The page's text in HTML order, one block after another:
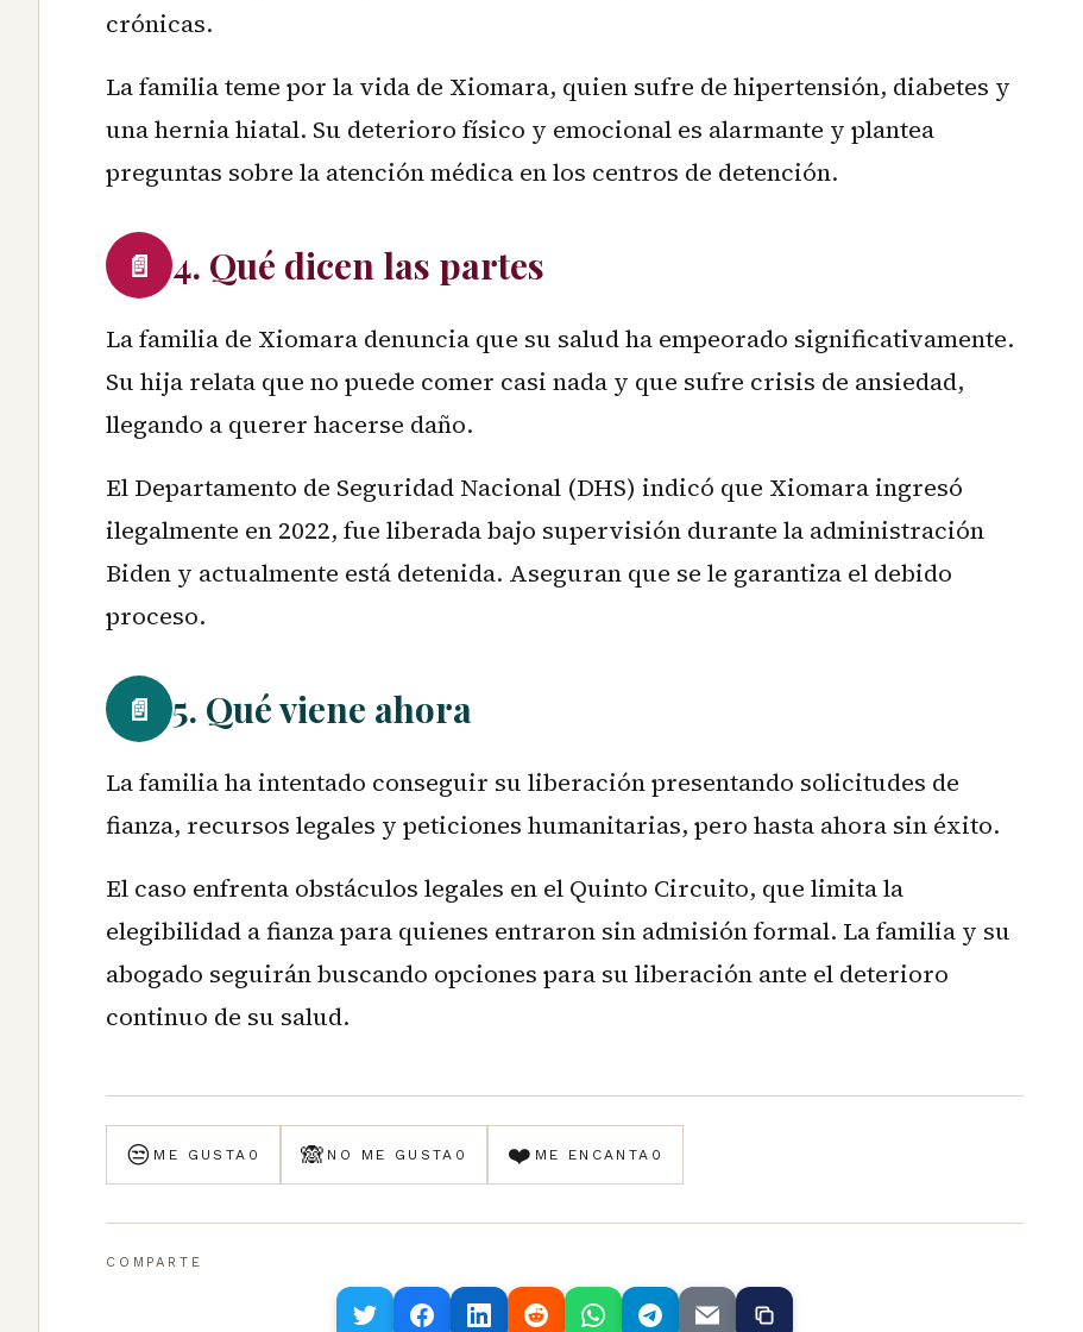
crónicas.
La familia teme por la vida de Xiomara, quien sufre de hipertensión, diabetes y
una hernia hiatal. Su deterioro físico y emocional es alarmante y plantea
preguntas sobre la atención médica en los centros de detención.
📄 4. Qué dicen las partes
La familia de Xiomara denuncia que su salud ha empeorado significativamente.
Su hija relata que no puede comer casi nada y que sufre crisis de ansiedad,
llegando a querer hacerse daño.
El Departamento de Seguridad Nacional (DHS) indicó que Xiomara ingresó
ilegalmente en 2022, fue liberada bajo supervisión durante la administración
Biden y actualmente está detenida. Aseguran que se le garantiza el debido
proceso.
📄 5. Qué viene ahora
La familia ha intentado conseguir su liberación presentando solicitudes de
fianza, recursos legales y peticiones humanitarias, pero hasta ahora sin éxito.
El caso enfrenta obstáculos legales en el Quinto Circuito, que limita la
elegibilidad a fianza para quienes entraron sin admisión formal. La familia y su
abogado seguirán buscando opciones para su liberación ante el deterioro
continuo de su salud.
😒 ME GUSTA 0 🙈 NO ME GUSTA 0 ❤️ ME ENCANTA 0
COMPARTE